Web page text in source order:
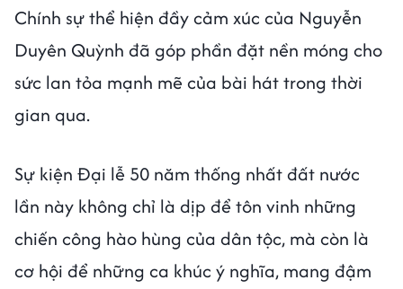
Chính sự thể hiện đầy cảm xúc của Nguyễn
Duyên Quỳnh đã góp phần đặt nền móng cho
sức lan tỏa mạnh mẽ của bài hát trong thời
gian qua.
Sự kiện Đại lễ 50 năm thống nhất đất nước
lần này không chỉ là dịp để tôn vinh những
chiến công hào hùng của dân tộc, mà còn là
cơ hội để những ca khúc ý nghĩa, mang đậm